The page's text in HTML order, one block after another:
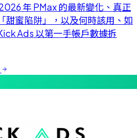
年 PMax 的最新變化、真正
甜蜜陷阱」，以及何時該用、如
Ads 以第一手帳戶數據拆